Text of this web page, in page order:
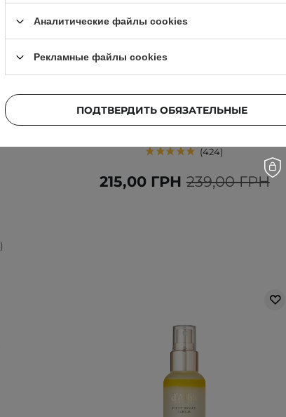
Laneige - Lip Sleeping Mask EX - Berry
- Интенсивно регенерирующая
маска для губ - 3g
424
239,00 ГРН
215,00 ГРН
Аналитические файлы cookies
Рекламные файлы cookies
ПОДТВЕРДИТЬ ОБЯЗАТЕЛЬНЫЕ